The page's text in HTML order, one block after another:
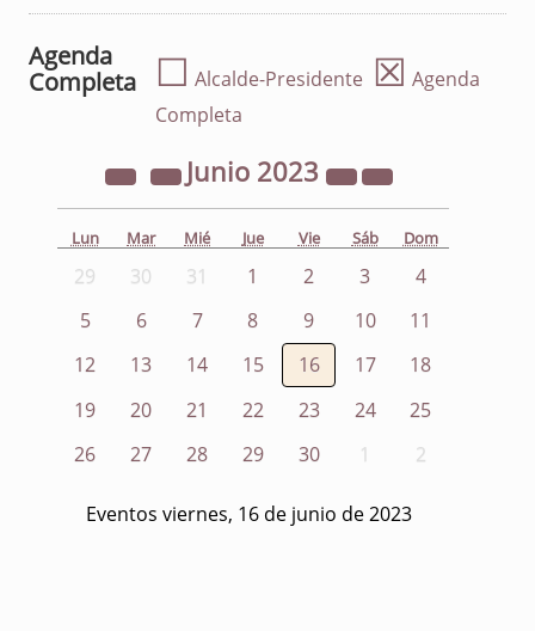
Agenda
Completa
☐ Alcalde-Presidente ☒ Agenda
Completa
Junio 2023
Lun Mar Mié Jue Vie Sáb Dom
29 30 31 1 2 3
4
5
6 7 8 9 10
11
12
13 14 15 16 17
18
19
20 21 22 23 24
25
26
27 28 29 30 1 2
Eventos viernes, 16 de junio de 2023